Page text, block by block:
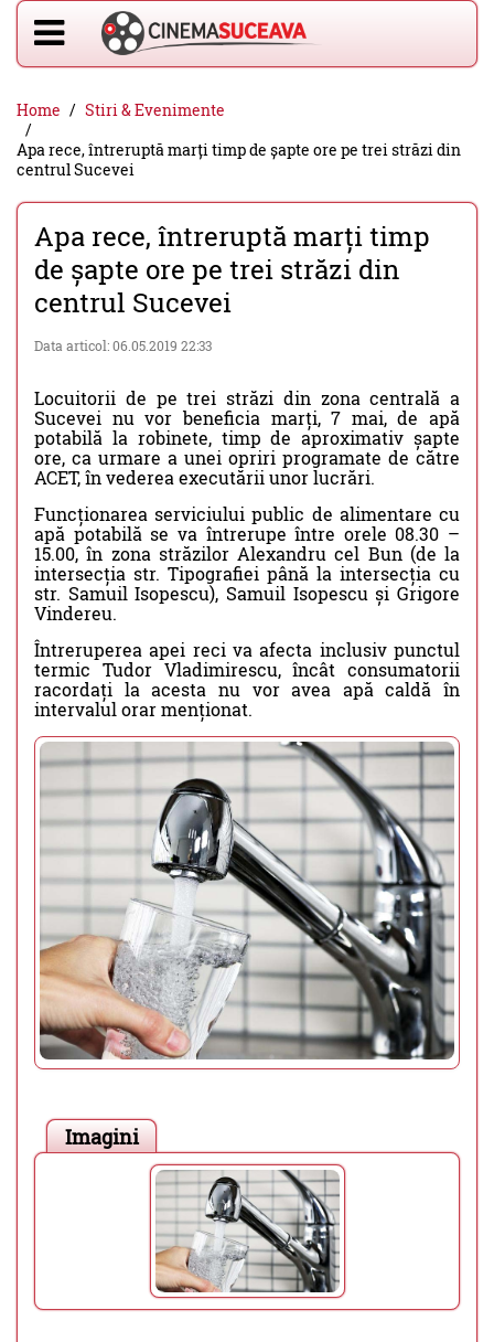
Home
Stiri & Evenimente
Apa rece, întreruptă marți timp de șapte ore pe trei străzi din
centrul Sucevei
Apa rece, întreruptă marți timp
de șapte ore pe trei străzi din
centrul Sucevei
Data articol: 06.05.2019 22:33
Locuitorii de pe trei străzi din zona centrală a
Sucevei nu vor beneficia marți, 7 mai, de apă
potabilă la robinete, timp de aproximativ șapte
ore, ca urmare a unei opriri programate de către
ACET, în vederea executării unor lucrări.
Funcționarea serviciului public de alimentare cu
apă potabilă se va întrerupe între orele 08.30 –
15.00, în zona străzilor Alexandru cel Bun (de la
intersecția str. Tipografiei până la intersecția cu
str. Samuil Isopescu), Samuil Isopescu și Grigore
Vindereu.
Întreruperea apei reci va afecta inclusiv punctul
termic Tudor Vladimirescu, încât consumatorii
racordați la acesta nu vor avea apă caldă în
intervalul orar menționat.
Imagini